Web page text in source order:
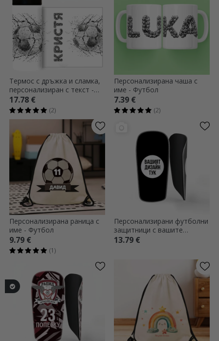
Термос с дръжка и сламка,
персонализиран с текст -
Футбол
17.78 €
(2)
Персонализирана чаша с
име - Футбол
7.39 €
(2)
Персонализирана раница с
име - Футбол
9.79 €
(1)
Персонализирани футболни
защитници с вашите
графики
13.79 €